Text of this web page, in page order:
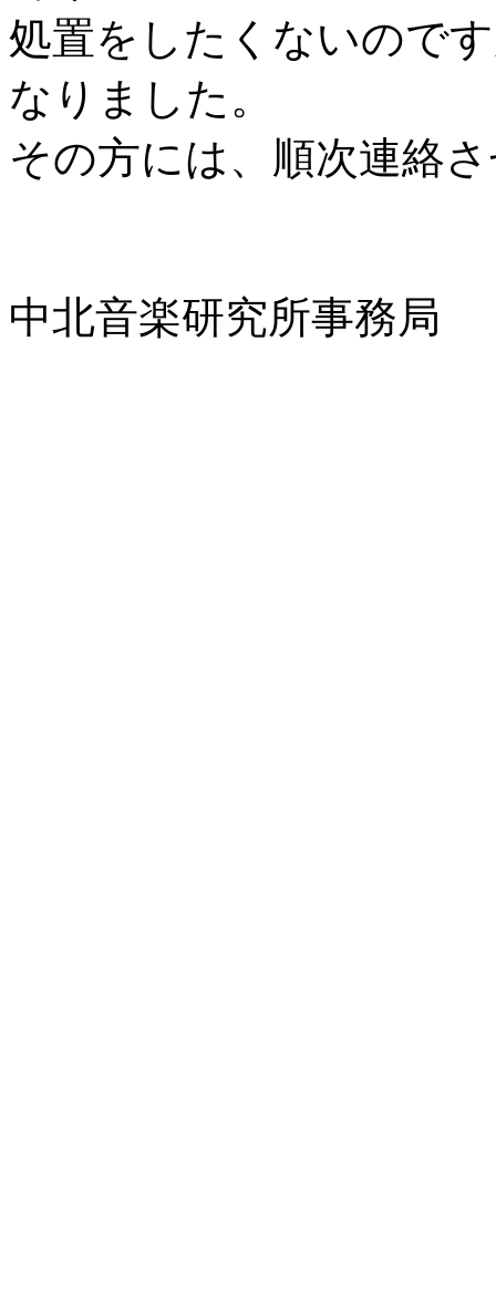
処置をしたくないので
なりました。
その方には、順次連絡
中北音楽研究所事務局